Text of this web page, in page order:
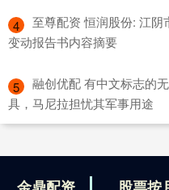
4
至尊配资 恒润股份: 江
变动报告书内容摘要
5
融创优配 有中文标志的
具，马尼拉担忧其军事用途